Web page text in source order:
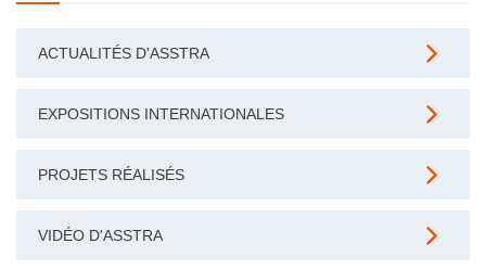
ACTUALITÉS D'ASSTRA
EXPOSITIONS INTERNATIONALES
PROJETS RÉALISÉS
VIDÉO D'ASSTRA